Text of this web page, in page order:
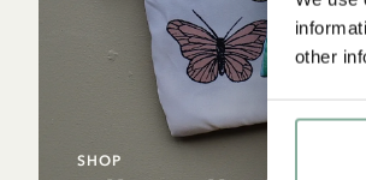
other
SHOP